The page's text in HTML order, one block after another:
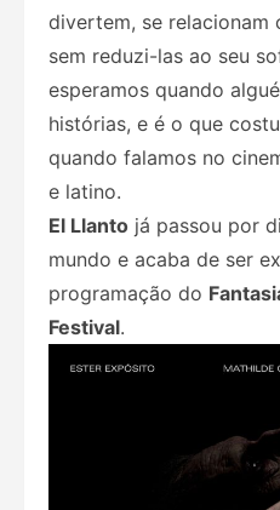
divertem, se relacionam
sem reduzi-las ao seu
esperamos quando
histórias, e é o que
quando falamos no
e latino.
El Llanto já passou por
mundo e acaba de ser
programação do
Festival.